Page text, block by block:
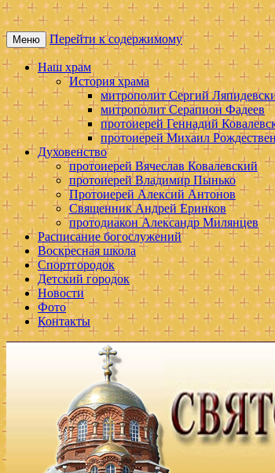
Свято — Сергиевский
Московская патриархия.
Меню Перейти к содержимому
Наш храм
История храма
митрополит Сергий
митрополит Серапион Фадеев
протоиерей Геннадий
протоиерей Михаил
Духовенство
протоиерей Вячеслав Ковалевский
протоиерей Владимир Пынько
Протоиерей Алексий Антонов
Священник Андрей Еринков
протодиакон Александр Милянцев
Расписание богослужений
Воскресная школа
Спортгородок
Детский городок
Новости
Фото
Контакты